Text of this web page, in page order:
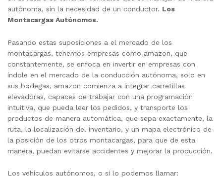
autónoma, sin la necesidad de un conductor. Los
Montacargas Autónomos.
Pasando estas suposiciones a el mercado de los
montacargas, tenemos empresas como amazon, que
constantemente, se enfoca en invertir en empresas con
índole en el mercado de la conducción autónoma, solo en
sus bodegas, amazon comienza a integrar carretillas
elevadoras, capaces de trabajar con una programación
intuitiva, que pueda leer los pedidos, y transporte los
productos de manera automática, que sepa exactamente, la
ruta, la localización del inventario, y un mapa electrónico de
la posición de los otros montacargas, para que de esta
manera, puedan evitarse accidentes y mejorar la producción.
Los vehículos autónomos, o si lo podemos llamar: